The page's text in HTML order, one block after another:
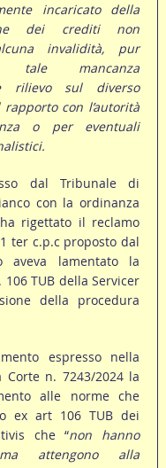
incaricato della
dei crediti non
invalidità, pur
tale mancanza
rilievo sul diverso
con l’autorità
o per eventuali
dal Tribunale di
con la ordinanza
rigettato il reclamo
ter c.p.c proposto dal
aveva lamentato la
TUB della Servicer
della procedura
espresso nella
n. 7243/2024 la
alle norme che
ex art 106 TUB dei
che “non hanno
attengono alla